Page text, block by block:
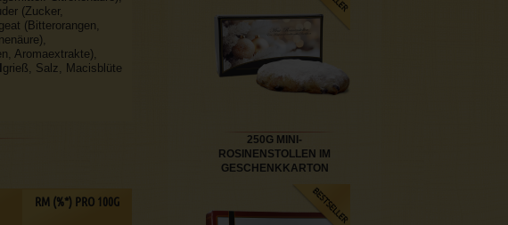
(Zucker,
(Bitterorangen,
Aromaextrakte),
grieß, Salz, Macisblüte
RM (%*) PRO 100G
250G MINI-
ROSINENSTOLLEN IM
GESCHENKKARTON